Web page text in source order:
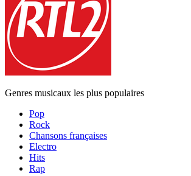
Genres musicaux les plus populaires
Pop
Rock
Chansons françaises
Electro
Hits
Rap